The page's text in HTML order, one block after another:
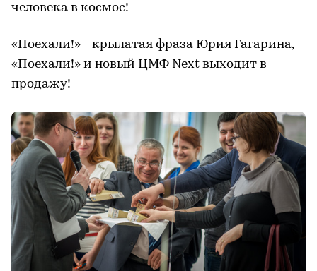
человека в космос!
«Поехали!» - крылатая фраза Юрия Гагарина,
«Поехали!» и новый ЦМФ Next выходит в
продажу!